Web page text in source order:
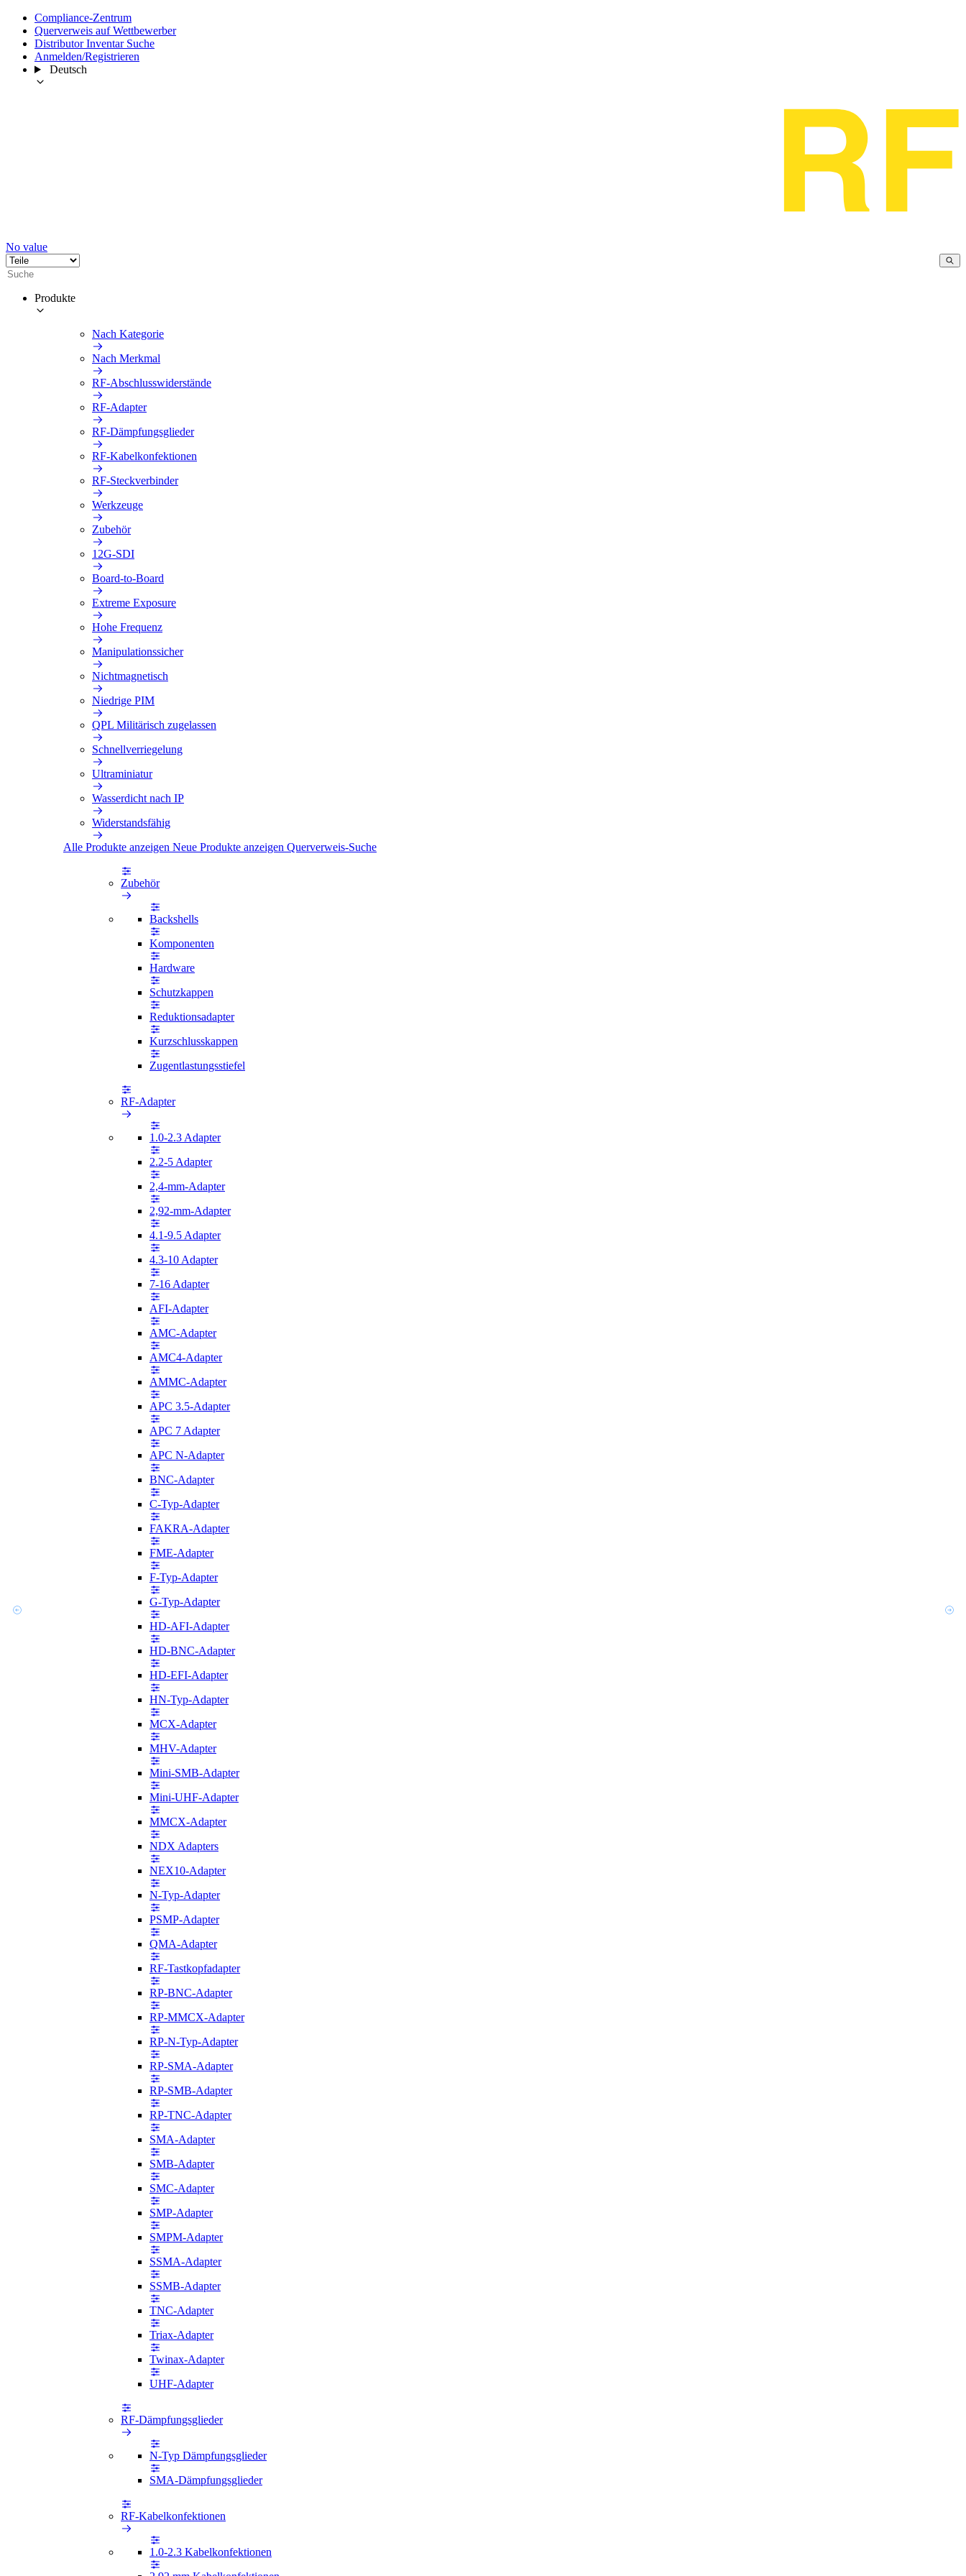
Compliance-Zentrum
Querverweis auf Wettbewerber
Distributor Inventar Suche
Anmelden/Registrieren
Deutsch
No value
Produkte
Nach Kategorie
Nach Merkmal
RF-Abschlusswiderstände
RF-Adapter
RF-Dämpfungsglieder
RF-Kabelkonfektionen
RF-Steckverbinder
Werkzeuge
Zubehör
12G-SDI
Board-to-Board
Extreme Exposure
Hohe Frequenz
Manipulationssicher
Nichtmagnetisch
Niedrige PIM
QPL Militärisch zugelassen
Schnellverriegelung
Ultraminiatur
Wasserdicht nach IP
Widerstandsfähig
Alle Produkte anzeigen Neue Produkte anzeigen Querverweis-Suche
Zubehör
Backshells
Komponenten
Hardware
Schutzkappen
Reduktionsadapter
Kurzschlusskappen
Zugentlastungsstiefel
RF-Adapter
1.0-2.3 Adapter
2.2-5 Adapter
2,4-mm-Adapter
2,92-mm-Adapter
4.1-9.5 Adapter
4.3-10 Adapter
7-16 Adapter
AFI-Adapter
AMC-Adapter
AMC4-Adapter
AMMC-Adapter
APC 3.5-Adapter
APC 7 Adapter
APC N-Adapter
BNC-Adapter
C-Typ-Adapter
FAKRA-Adapter
FME-Adapter
F-Typ-Adapter
G-Typ-Adapter
HD-AFI-Adapter
HD-BNC-Adapter
HD-EFI-Adapter
HN-Typ-Adapter
MCX-Adapter
MHV-Adapter
Mini-SMB-Adapter
Mini-UHF-Adapter
MMCX-Adapter
NDX Adapters
NEX10-Adapter
N-Typ-Adapter
PSMP-Adapter
QMA-Adapter
RF-Tastkopfadapter
RP-BNC-Adapter
RP-MMCX-Adapter
RP-N-Typ-Adapter
RP-SMA-Adapter
RP-SMB-Adapter
RP-TNC-Adapter
SMA-Adapter
SMB-Adapter
SMC-Adapter
SMP-Adapter
SMPM-Adapter
SSMA-Adapter
SSMB-Adapter
TNC-Adapter
Triax-Adapter
Twinax-Adapter
UHF-Adapter
RF-Dämpfungsglieder
N-Typ Dämpfungsglieder
SMA-Dämpfungsglieder
RF-Kabelkonfektionen
1.0-2.3 Kabelkonfektionen